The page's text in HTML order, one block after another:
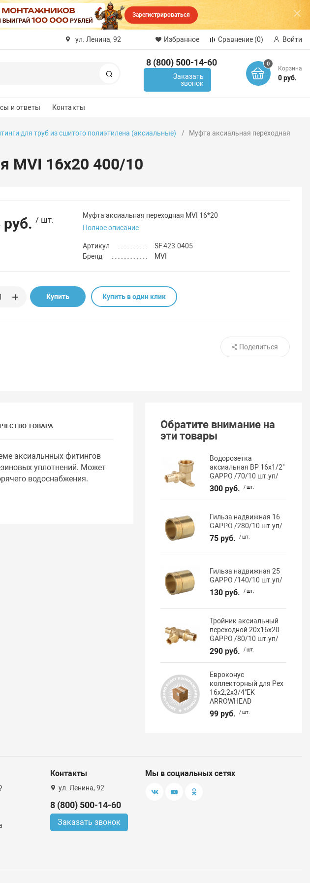
Зарегистрироваться
ул. Ленина, 92 Избранное Сравнение (0) Войти
8 (800) 500-14-60
Заказать
звонок
0
Корзина
0 руб.
и ответы Контакты
для труб из сшитого полиэтилена (аксиальные)
Муфта аксиальная переходная
MVI 16х20 400/10
руб. / шт.
Муфта аксиальная переходная MVI 16*20
Полное описание
Артикул
SF.423.0405
Бренд
MVI
Купить Купить в один клик
Поделиться
ТОВАРА
аксиальнных фитингов
уплотнений. Может
водоснабжения.
Обратите внимание на
эти товары
Водорозетка
аксиальная ВР 16х1/2"
GAPPO /70/10 шт.уп/
300 руб. / шт.
Гильза надвижная 16
GAPPO /280/10 шт.уп/
75 руб. / шт.
Гильза надвижная 25
GAPPO /140/10 шт.уп/
130 руб. / шт.
Тройник аксиальный
переходной 20х16х20
GAPPO /80/10 шт.уп/
290 руб. / шт.
Евроконус
коллекторный для Pex
16х2,2х3/4"EK
ARROWHEAD
99 руб. / шт.
Контакты
ул. Ленина, 92
8 (800) 500-14-60
Заказать звонок
Мы в социальных сетях